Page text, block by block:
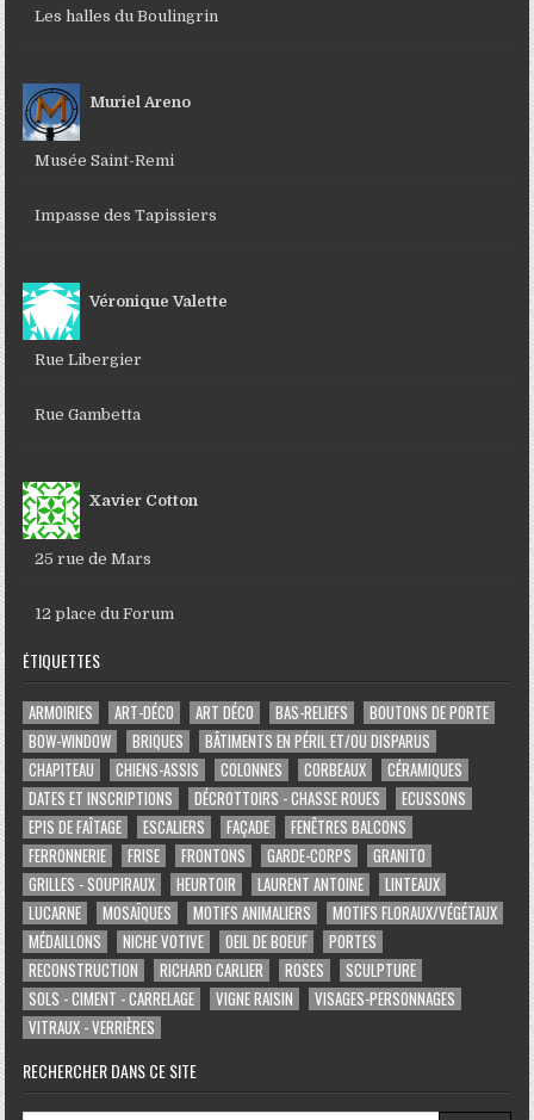
Les halles du Boulingrin
Muriel Areno
Musée Saint-Remi
Impasse des Tapissiers
Véronique Valette
Rue Libergier
Rue Gambetta
Xavier Cotton
25 rue de Mars
12 place du Forum
ÉTIQUETTES
ARMOIRIES ART-DÉCO ART DÉCO BAS-RELIEFS
BOUTONS DE PORTE
BOW-WINDOW
BRIQUES
BÂTIMENTS EN PÉRIL ET/OU DISPARUS
CHAPITEAU
CHIENS-ASSIS COLONNES CORBEAUX
CÉRAMIQUES
DATES ET INSCRIPTIONS
DÉCROTTOIRS - CHASSE ROUES
ECUSSONS
EPIS DE FAÎTAGE
ESCALIERS FAÇADE
FENÊTRES BALCONS
FERRONNERIE
FRISE FRONTONS GARDE-CORPS
GRANITO
GRILLES - SOUPIRAUX
HEURTOIR LAURENT ANTOINE
LINTEAUX
LUCARNE
MOSAÏQUES MOTIFS ANIMALIERS
MOTIFS FLORAUX/VÉGÉTAUX
MÉDAILLONS
NICHE VOTIVE OEIL DE BOEUF
PORTES
RECONSTRUCTION
RICHARD CARLIER ROSES
SCULPTURE
SOLS - CIMENT - CARRELAGE
VIGNE RAISIN
VISAGES-PERSONNAGES
VITRAUX - VERRIÈRES
RECHERCHER DANS CE SITE